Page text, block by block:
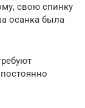
свою спинку
осанка была